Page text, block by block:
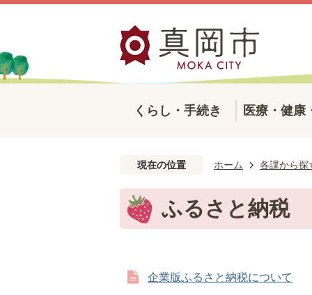
くらし・手続き 医療・健康
現在の位置 ホーム 各課から探
ふるさと納税
企業版ふるさと納税について